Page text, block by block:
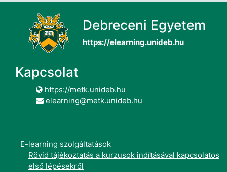
Debreceni Egyetem
https://elearning.unideb.hu
Kapcsolat
https://metk.unideb.hu
elearning@metk.unideb.hu
E-learning szolgáltatások
Rövid tájékoztatás a kurzusok indításával kapcsolatos
első lépésekről